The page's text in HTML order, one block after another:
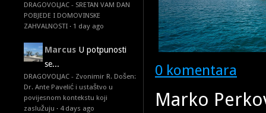
DRAGOVOLJAC - SRETAN VAM DAN
POBJEDE I DOMOVINSKE
ZAHVALNOSTI · 1 day ago
Marcus U potpunosti
se...
DRAGOVOLJAC - Zvonimir R. Došen:
Dr. Ante Pavelić i ustaštvo u
povijesnom kontekstu koji
zaslužuju · 4 days ago
0 komentara
Marko